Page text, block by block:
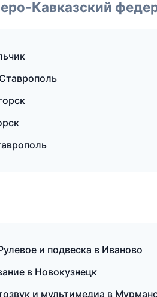
Кавказский
и подвеска в Иваново
в Новокузнецк
и мультимедиа в